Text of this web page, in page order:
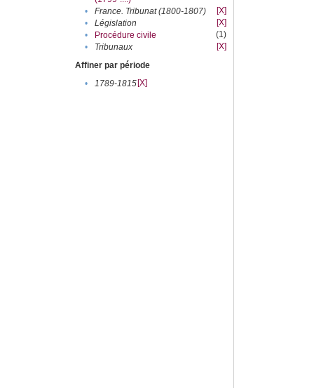
• France. Tribunat (1800-1807)
[X]
•
Législation
[X]
•
Procédure civile
(1)
•
Tribunaux
[X]
Affiner par période
•
1789-1815[X]